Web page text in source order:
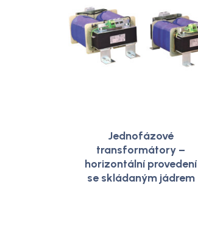
Jednofázové
transformátory –
horizontální provedení
se skládaným jádrem